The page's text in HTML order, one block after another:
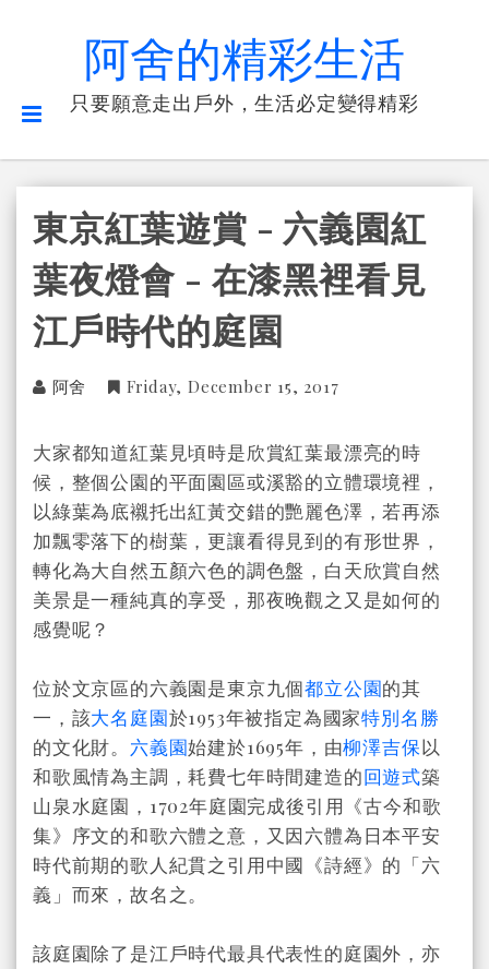
阿舍的精彩生活
只要願意走出戶外，生活必定變得精彩
東京紅葉遊賞 - 六義園紅
葉夜燈會 - 在漆黑裡看見
江戶時代的庭園
阿舍 Friday, December 15, 2017
大家都知道紅葉見頃時是欣賞紅葉最漂亮的時
候，整個公園的平面園區或溪豁的立體環境裡，
以綠葉為底襯托出紅黃交錯的艷麗色澤，若再添
加飄零落下的樹葉，更讓看得見到的有形世界，
轉化為大自然五顏六色的調色盤，白天欣賞自然
美景是一種純真的享受，那夜晚觀之又是如何的
感覺呢？
位於文京區的六義園是東京九個都立公園的其
一，該大名庭園於1953年被指定為國家特別名勝
的文化財。 六義園始建於1695年，由柳澤吉保以
和歌風情為主調，耗費七年時間建造的回遊式築
山泉水庭園，1702年庭園完成後引用《古今和歌
集》序文的和歌六體之意，又因六體為日本平安
時代前期的歌人紀貫之引用中國《詩經》的「六
義」而來，故名之。
該庭園除了是江戶時代最具代表性的庭園外，亦